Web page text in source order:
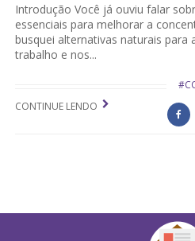
Introdução Você já ouviu falar
essenciais para melhorar a
busquei alternativas naturais
trabalho e nos...
CONTINUE LENDO